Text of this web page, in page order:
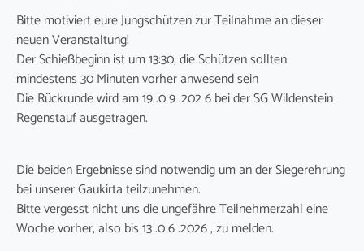
Bitte motiviert eure Jungschützen zur Teilnahme an dieser
neuen Veranstaltung!
Der Schießbeginn ist um 13:30, die Schützen sollten
mindestens 30 Minuten vorher anwesend sein
Die Rückrunde wird am 19 .0 9 .202 6 bei der SG Wildenstein
Regenstauf ausgetragen.
Die beiden Ergebnisse sind notwendig um an der Siegerehrung
bei unserer Gaukirta teilzunehmen.
Bitte vergesst nicht uns die ungefähre Teilnehmerzahl eine
Woche vorher, also bis 13 .0 6 .2026 , zu melden.